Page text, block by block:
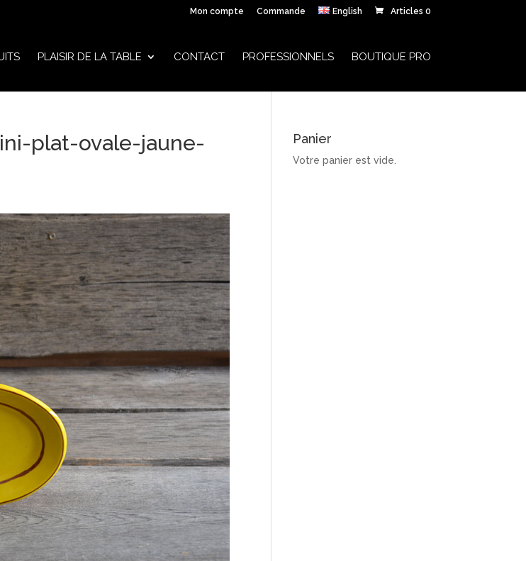
Mon compte Commande English Articles 0
PLAISIR DE LA TABLE CONTACT PROFESSIONNELS BOUTIQUE PRO
plat-ovale-jaune-
Panier
Votre panier est vide.